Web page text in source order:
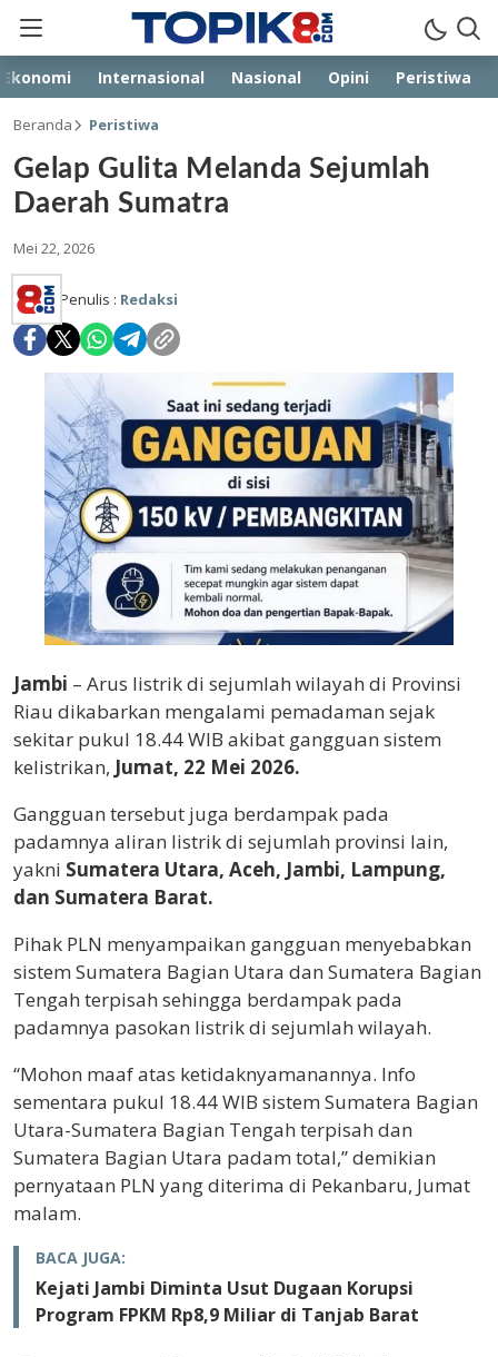
Ekonomi Internasional Nasional Opini Peristiwa
Beranda Peristiwa
Gelap Gulita Melanda Sejumlah
Daerah Sumatra
Mei 22, 2026
Penulis : Redaksi
Jambi – Arus listrik di sejumlah wilayah di Provinsi
Riau dikabarkan mengalami pemadaman sejak
sekitar pukul 18.44 WIB akibat gangguan sistem
kelistrikan, Jumat, 22 Mei 2026.
Gangguan tersebut juga berdampak pada
padamnya aliran listrik di sejumlah provinsi lain,
yakni Sumatera Utara, Aceh, Jambi, Lampung,
dan Sumatera Barat.
Pihak PLN menyampaikan gangguan menyebabkan
sistem Sumatera Bagian Utara dan Sumatera Bagian
Tengah terpisah sehingga berdampak pada
padamnya pasokan listrik di sejumlah wilayah.
“Mohon maaf atas ketidaknyamanannya. Info
sementara pukul 18.44 WIB sistem Sumatera Bagian
Utara-Sumatera Bagian Tengah terpisah dan
Sumatera Bagian Utara padam total,” demikian
pernyataan PLN yang diterima di Pekanbaru, Jumat
malam.
BACA JUGA:
Kejati Jambi Diminta Usut Dugaan Korupsi
Program FPKM Rp8,9 Miliar di Tanjab Barat